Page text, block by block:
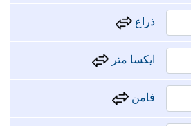
ذراع
ايكسا متر
فامن